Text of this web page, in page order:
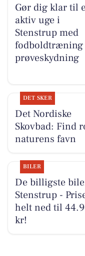
Gør dig klar til
aktiv uge i
Stenstrup med
fodboldtræning
prøveskydning
DET SKER
Det Nordiske
Skovbad: Find
naturens favn
BILER
De billigste
Stenstrup -
helt ned til
kr!